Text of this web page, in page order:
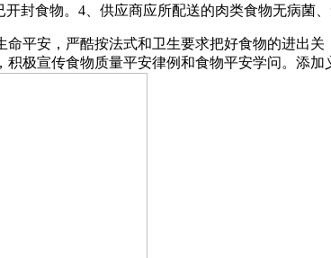
封食物。4、供应商应所配送的肉类食物无病菌
安，严酷按法式和卫生要求把好食物的进出关
极宣传食物质量平安律例和食物平安学问。添